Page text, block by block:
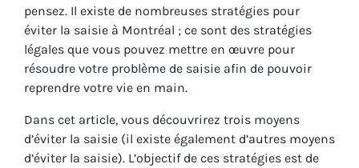
pensez. Il existe de nombreuses stratégies pour
éviter la saisie à Montréal ; ce sont des stratégies
légales que vous pouvez mettre en œuvre pour
résoudre votre problème de saisie afin de pouvoir
reprendre votre vie en main.
Dans cet article, vous découvrirez trois moyens
d’éviter la saisie (il existe également d’autres moyens
d’éviter la saisie). L’objectif de ces stratégies est de